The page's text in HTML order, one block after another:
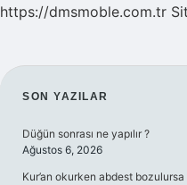
https://dmsmoble.com.tr
SIDEBAR
SON YAZILAR
Düğün sonrası ne yapılır ?
Ağustos 6, 2026
Kur’an okurken abdest bozulursa